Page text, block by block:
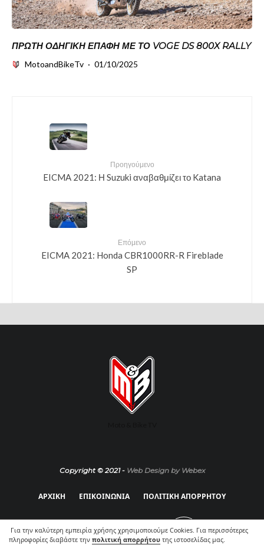
Για την καλύτερη εμπειρία χρήσης χρησιμοποιούμε Cookies. Για περισσότερες
πληροφορίες διαβάστε την πολιτική απορρήτου της ιστοσελίδας μας.
ΠΡΏΤΗ ΟΔΗΓΙΚΉ ΕΠΑΦΉ ΜΕ ΤΟ VOGE DS 800X RALLY
MotoandBikeTv · 01/10/2025
Προηγούμενο
EICMA 2021: Η Suzuki αναβαθμίζει το Katana
Επόμενο
EICMA 2021: Honda CBR1000RR-R Fireblade
SP
Copyright © 2021 - Web Design by Webex
ΑΡΧΙΚΗ ΕΠΙΚΟΙΝΩΝΙΑ ΠΟΛΙΤΙΚΗ ΑΠΟΡΡΗΤΟΥ